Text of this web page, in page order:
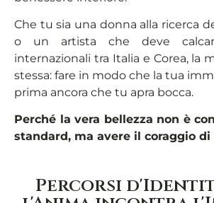
Che tu sia una donna alla ricerca
o un artista che deve
internazionali tra Italia e Corea, la
stessa: fare in modo che la tua
prima ancora che tu apra bocca.
Perché la vera bellezza non è
standard, ma avere il coraggio di
Percorsi